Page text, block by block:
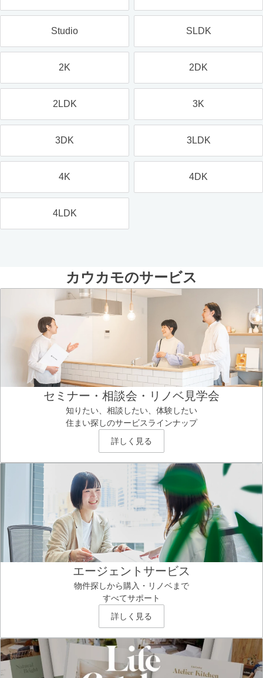
Studio SLDK
2K 2DK
2LDK 3K
3DK 3LDK
4K 4DK
4LDK
カウカモのサービス
セミナー・相談会・リノベ見学会
知りたい、相談したい、体験したい
住まい探しのサービスラインナップ
詳しく見る
エージェントサービス
物件探しから購入・リノベまで
すべてサポート
詳しく見る